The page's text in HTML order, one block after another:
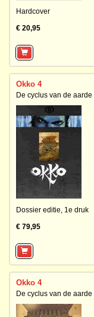
Hardcover
€ 20,95
Okko 4
De cyclus van de aarde II
Dossier editie, 1e druk
€ 79,95
Okko 4
De cyclus van de aarde II